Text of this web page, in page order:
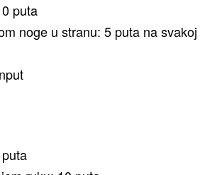
puta
noge u stranu: 5 puta na svakoj